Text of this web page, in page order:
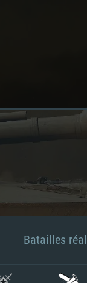
Batailles